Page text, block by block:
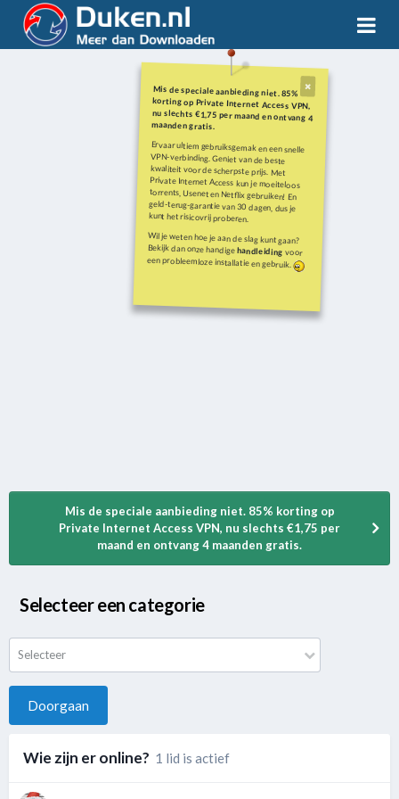
Mis de speciale aanbieding niet. 85%
korting op Private Internet Access VPN,
nu slechts €1,75 per maand en ontvang 4
maanden gratis.
Ervaar ultiem gebruiksgemak en een snelle
VPN-verbinding. Geniet van de beste
kwaliteit voor de scherpste prijs. Met
Private Internet Access kun je moeiteloos
torrents, Usenet en Netflix gebruiken! En
geld-terug-garantie van 30 dagen, dus je
kunt het risicovrij proberen.
Wil je weten hoe je aan de slag kunt gaan?
Bekijk dan onze handigehandleiding voor
een probleemloze installatie en gebruik.
Mis de speciale aanbieding niet. 85% korting op
Private Internet Access VPN, nu slechts €1,75 per
maand en ontvang 4 maanden gratis.
Selecteer een categorie
Selecteer
Doorgaan
Wie zijn er online? 1 lid is actief